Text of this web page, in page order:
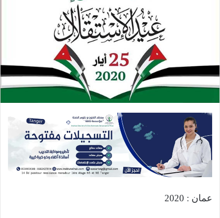
عمان : 2020